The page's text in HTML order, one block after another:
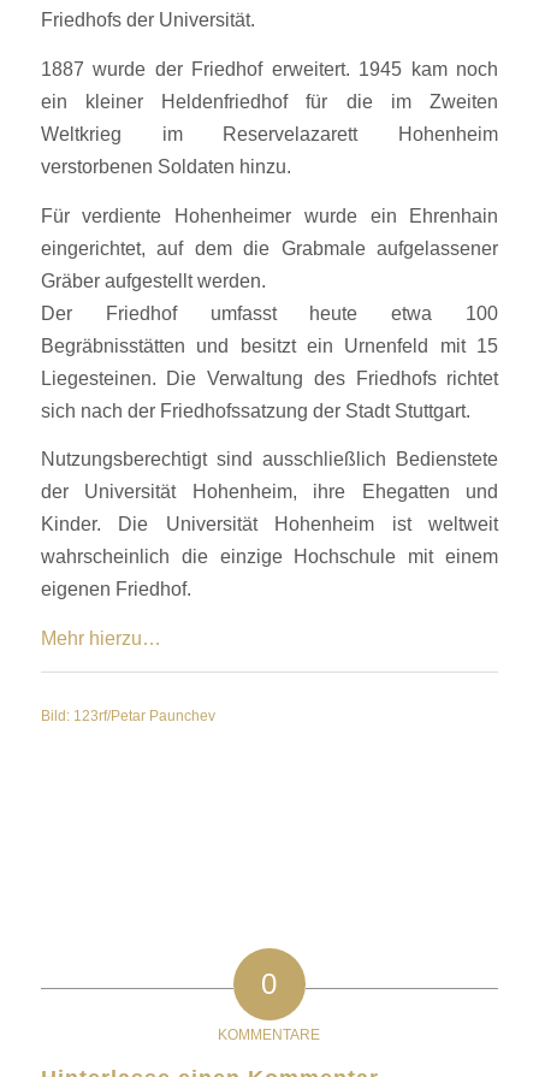
Friedhofs der Universität.
1887 wurde der Friedhof erweitert. 1945 kam noch
ein kleiner Heldenfriedhof für die im Zweiten
Weltkrieg im Reservelazarett Hohenheim
verstorbenen Soldaten hinzu.
Für verdiente Hohenheimer wurde ein Ehrenhain
eingerichtet, auf dem die Grabmale aufgelassener
Gräber aufgestellt werden.
Der Friedhof umfasst heute etwa 100
Begräbnisstätten und besitzt ein Urnenfeld mit 15
Liegesteinen. Die Verwaltung des Friedhofs richtet
sich nach der Friedhofssatzung der Stadt Stuttgart.
Nutzungsberechtigt sind ausschließlich Bedienstete
der Universität Hohenheim, ihre Ehegatten und
Kinder. Die Universität Hohenheim ist weltweit
wahrscheinlich die einzige Hochschule mit einem
eigenen Friedhof.
Mehr hierzu…
Bild: 123rf/Petar Paunchev
0
KOMMENTARE